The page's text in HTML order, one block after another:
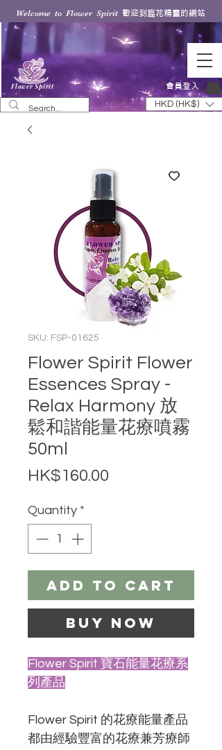
HKD (HK$)
Flower Spirit 會員登入
Welcome to Flower Spirit 歡迎到臨花精靈的網站
SKU: FSP-01625
Flower Spirit Flower
Essences Spray -
Relax Harmony 放
鬆和諧能量花療噴霧
50ml
HK$160.00
Quantity *
Add to Cart
Buy Now
Flower Spirit 寶石能量花療系
列產品
Flower Spirit 的花療能量產品
都由經驗豐富的花療兼芳療師